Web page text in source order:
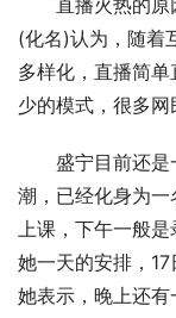
直播火热的
(化名)认为，随着
多样化，直播简
少的模式，很多网
盛宁目前还
潮，已经化身为一
上课，下午一般是
她一天的安排，17
她表示，晚上还有